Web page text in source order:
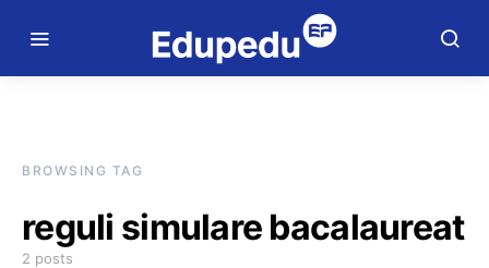
BROWSING TAG
reguli simulare bacalaureat
2 posts